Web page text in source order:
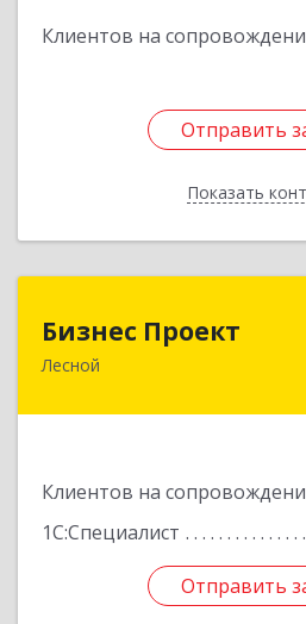
Клиентов на
Отправить
Показать
Отправить
Назад
Бизнес Проект
Лесной
Клиентов на
1С:Специалист
Отправить
624200, Свердловская
Отправить